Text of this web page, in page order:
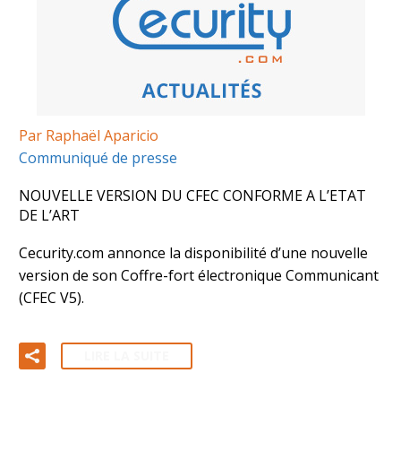
Par Raphaël Aparicio
Communiqué de presse
NOUVELLE VERSION DU CFEC CONFORME A L’ETAT
DE L’ART
Cecurity.com annonce la disponibilité d’une nouvelle
version de son Coffre-fort électronique Communicant
(CFEC V5).